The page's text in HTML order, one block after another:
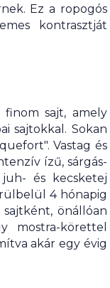
Ez a ropogós
kontrasztját
finom sajt, amely
sajtokkal. Sokan
Vastag és
ízű, sárgás-
és kecsketej
4 hónapig
önállóan
mostra-körettel
akár egy évig